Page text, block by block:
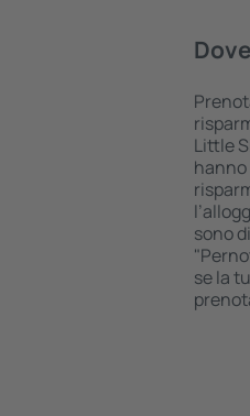
Little
sono
se la